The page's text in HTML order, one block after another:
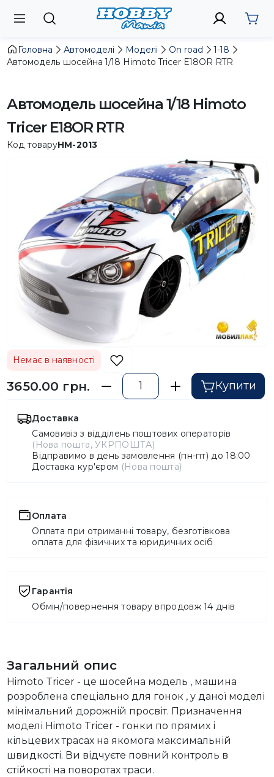
Головна Автомоделі Моделі On road
1-18
Автомодель шосейна 1/18 Himoto Tricer E18OR RTR
Автомодель шосейна 1/18 Himoto
Tricer E18OR RTR
Код товаруHM-2013
Немає в наявності
3650.00 грн. Купити
Доставка
Самовивіз з відділень поштових операторів
(Нова пошта, УКРПОШТА)
Відправимо в день замовлення (пн-пт) до 18:00
Доставка кур'єром (Нова пошта)
Оплата
Оплата при отриманні товару, безготівкова
оплата для фізичних та юридичних осіб
Гарантія
Обмін/повернення товару впродовж 14 днів
Загальний опис
Himoto Tricer - це шосейна модель , машина
розроблена спеціально для гонок , у даної моделі
мінімальний дорожній просвіт. Призначення
моделі Himoto Tricer - гонки по прямих і
кільцевих трасах на якомога максимальній
швидкості. Ви відчуєте повний контроль в
стійкості на поворотах траси.